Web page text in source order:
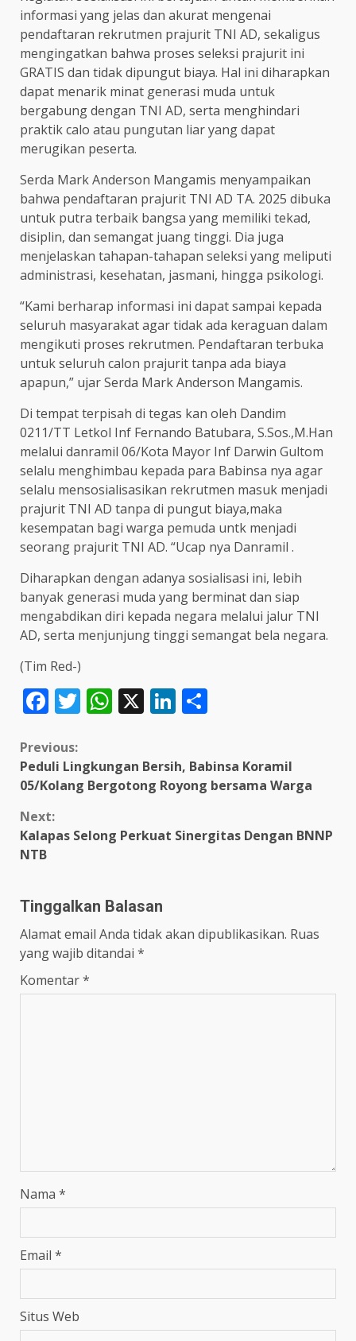
informasi yang jelas dan akurat mengenai
pendaftaran rekrutmen prajurit TNI AD, sekaligus
mengingatkan bahwa proses seleksi prajurit ini
GRATIS dan tidak dipungut biaya. Hal ini diharapkan
dapat menarik minat generasi muda untuk
bergabung dengan TNI AD, serta menghindari
praktik calo atau pungutan liar yang dapat
merugikan peserta.
Serda Mark Anderson Mangamis menyampaikan
bahwa pendaftaran prajurit TNI AD TA. 2025 dibuka
untuk putra terbaik bangsa yang memiliki tekad,
disiplin, dan semangat juang tinggi. Dia juga
menjelaskan tahapan-tahapan seleksi yang meliputi
administrasi, kesehatan, jasmani, hingga psikologi.
“Kami berharap informasi ini dapat sampai kepada
seluruh masyarakat agar tidak ada keraguan dalam
mengikuti proses rekrutmen. Pendaftaran terbuka
untuk seluruh calon prajurit tanpa ada biaya
apapun,” ujar Serda Mark Anderson Mangamis.
Di tempat terpisah di tegas kan oleh Dandim
0211/TT Letkol Inf Fernando Batubara, S.Sos.,M.Han
melalui danramil 06/Kota Mayor Inf Darwin Gultom
selalu menghimbau kepada para Babinsa nya agar
selalu mensosialisasikan rekrutmen masuk menjadi
prajurit TNI AD tanpa di pungut biaya,maka
kesempatan bagi warga pemuda untk menjadi
seorang prajurit TNI AD. “Ucap nya Danramil .
Diharapkan dengan adanya sosialisasi ini, lebih
banyak generasi muda yang berminat dan siap
mengabdikan diri kepada negara melalui jalur TNI
AD, serta menjunjung tinggi semangat bela negara.
(Tim Red-)
Facebook
Twitter
WhatsApp
X LinkedIn
Continue
Reading
Previous:
Peduli Lingkungan Bersih, Babinsa Koramil
05/Kolang Bergotong Royong bersama Warga
Next:
Kalapas Selong Perkuat Sinergitas Dengan BNNP
NTB
Tinggalkan Balasan
Alamat email Anda tidak akan dipublikasikan. Ruas
yang wajib ditandai *
Komentar*
Nama *
Email *
Situs Web